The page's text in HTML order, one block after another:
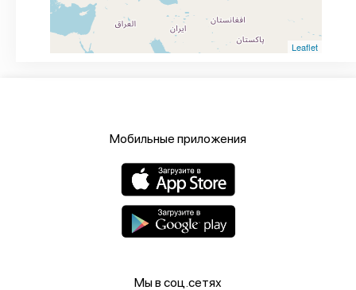
Leaflet
Мобильные приложения
Мы в соц.сетях